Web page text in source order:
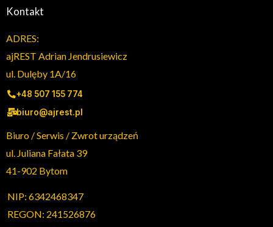
Kontakt
ADRES:
ajREST Adrian Jendrusiewicz
ul. Dulęby 1A/16
+48 507 155 774
biuro@ajrest.pl
Biuro / Serwis / Zwrot urządzeń
ul. Juliana Fałata 39
41-902 Bytom
NIP: 6342468347
REGON: 241526876